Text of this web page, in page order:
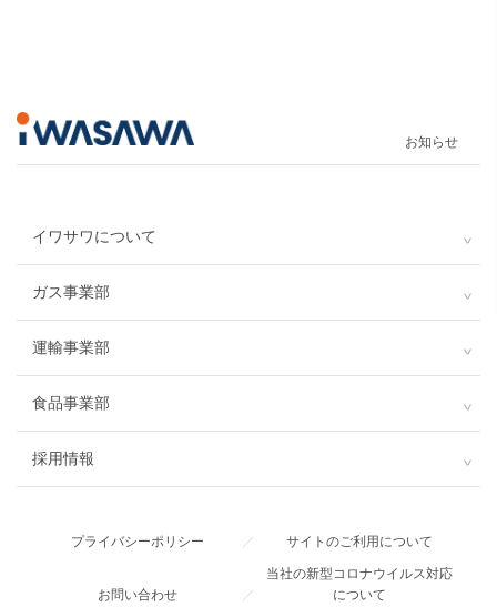
お知らせ
イワサワについて
ガス事業部
運輸事業部
食品事業部
採用情報
プライバシーポリシー ／ サイトのご利用について
お問い合わせ ／
当社の新型コロナウイルス対応
について